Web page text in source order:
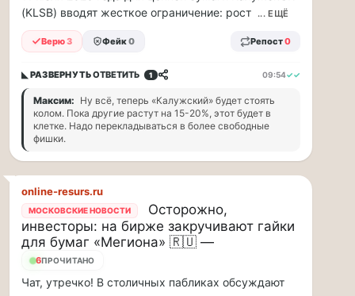
выплатила
упаковки
88
млн
в
связи
с
Страховой
Дом
ВСК
выплатил
ООО
ПТК
«Союз-
(KLSB) вводят жесткое ограничение: рост ... ЕЩЁ
Верю3 Фейк0 Репост0
◣ РАЗВЕРНУТЬОТВЕТИТЬ 1 09:54✓✓
Максим: Ну всё, теперь «Калужский» будет стоять
колом. Пока другие растут на 15-20%, этот будет в
клетке. Надо перекладываться в более свободные
фишки.
online-resurs.ru
МОСКОВСКИЕ НОВОСТИ
Осторожно,
инвесторы: на бирже закручивают гайки
для бумаг «Мегиона» 🇷🇺 —
6ПРОЧИТАНО
Чат, утречко! В столичных пабликах обсуждают